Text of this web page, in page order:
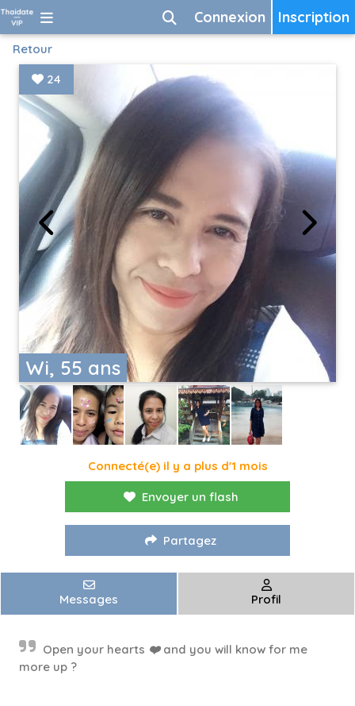
Inscription
Connexion
Retour
Wi, 55 ans
24
Connecté(e) il y a plus d'1 mois
Envoyer un flash
Partagez
Messages Profil
Open your hearts ❤️ and you will know for me
more up ?